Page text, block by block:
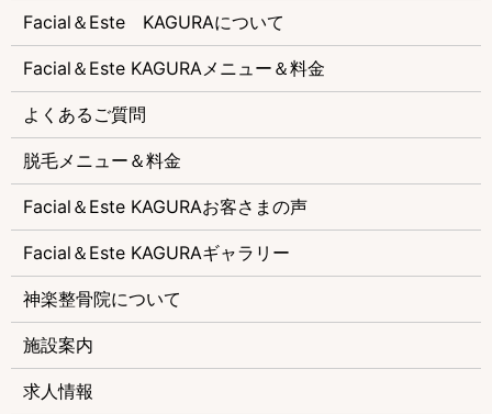
Facial＆Este KAGURAについて
Facial＆Este KAGURAメニュー＆料金
よくあるご質問
脱毛メニュー＆料金
Facial＆Este KAGURAお客さまの声
Facial＆Este KAGURAギャラリー
神楽整骨院について
施設案内
求人情報